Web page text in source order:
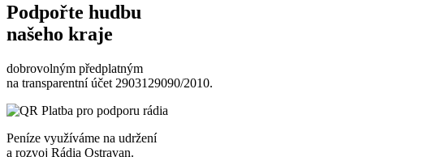
Podpořte hudbu
našeho kraje
dobrovolným předplatným
na transparentní účet 2903129090/2010.
Peníze využíváme na udržení
a rozvoj Rádia Ostravan.